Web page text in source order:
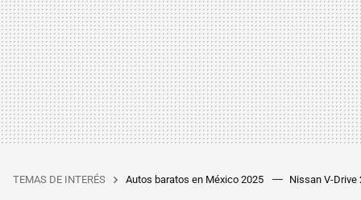
TEMAS DE INTERÉS Autos baratos en México 2025 Nissan V-Drive